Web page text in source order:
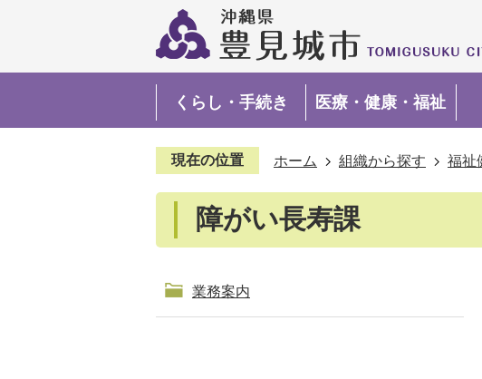
くらし・手続き 医療・健康・福祉
現在の位置 ホーム 組織から探す 福祉
障がい長寿課
業務案内